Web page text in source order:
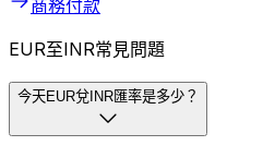
商務付款
EUR至INR常見問題
今天EUR兌INR匯率是多少？